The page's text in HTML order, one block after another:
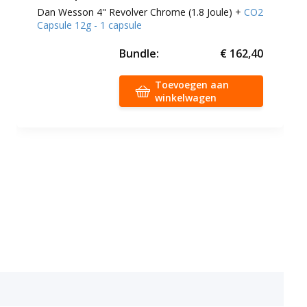
Dan Wesson 4" Revolver Chrome (1.8 Joule) +CO2
Capsule 12g - 1 capsule
Bundle: € 162,40
Toevoegen aan
winkelwagen